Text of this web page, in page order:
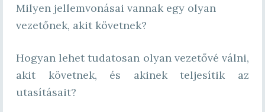
Milyen jellemvonásai vannak egy olyan
vezetőnek, akit követnek?
Hogyan lehet tudatosan olyan vezetővé válni,
akit követnek, és akinek teljesítik az
utasításait?